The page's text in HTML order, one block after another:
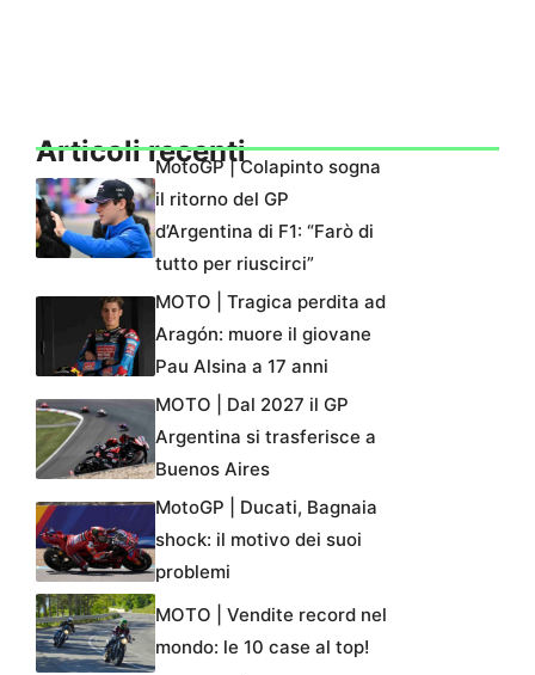
Articoli recentiMotoGP | Colapinto sogna
il ritorno del GP
d’Argentina di F1: “Farò di
tutto per riuscirci”
MOTO | Tragica perdita ad
Aragón: muore il giovane
Pau Alsina a 17 anni
MOTO | Dal 2027 il GP
Argentina si trasferisce a
Buenos Aires
MotoGP | Ducati, Bagnaia
shock: il motivo dei suoi
problemi
MOTO | Vendite record nel
mondo: le 10 case al top!